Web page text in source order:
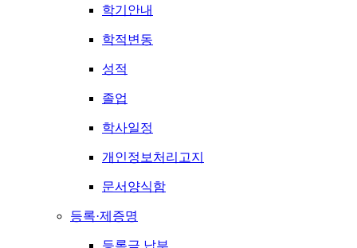
학기안내
학적변동
성적
졸업
학사일정
개인정보처리고지
문서양식함
등록·제증명